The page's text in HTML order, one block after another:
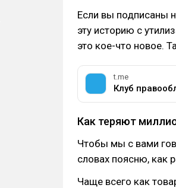
Если вы подписаны
эту историю с
это кое-что новое.
t.me
Клуб
Как теряют
Чтобы мы с вами
словах поясню, как
Чаще всего как